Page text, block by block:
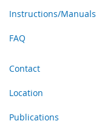
Instructions/Manuals
FAQ
Contact
Location
Publications